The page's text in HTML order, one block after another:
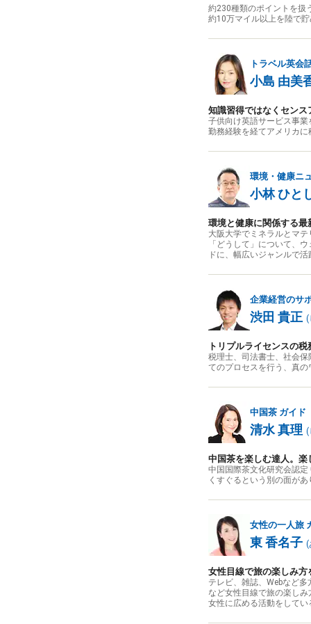
約230種類のポイントを扱
約10万マイル以上を陸で
トラベル英会
小島 由美
知識習得ではなくセン
子供向け英語サービス事
勤務経験を経てアメリカ
環境・健康ニ
小林 ひと
環境と健康に関係する
大阪大学でミネラルとマ
「どうして」について、
ドに、幅広いジャンルで活
企業経営のサ
渋田 貴正 (
トリプルライセンスの
税理士、司法書士、社会
てのプロセスを行う、真
中国茶 ガイド
清水 真理 (
中国茶を楽しむ達人。
中国国際茶文化研究会認
くすぐるという別の面が
女性の一人旅
東 香名子 (
女性目線で旅の楽しみ
テレビ、雑誌、Webなど
など女性目線で旅の楽し
女性に広める活動をしてい